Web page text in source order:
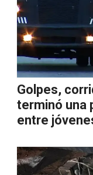
Golpes,
terminó una
entre